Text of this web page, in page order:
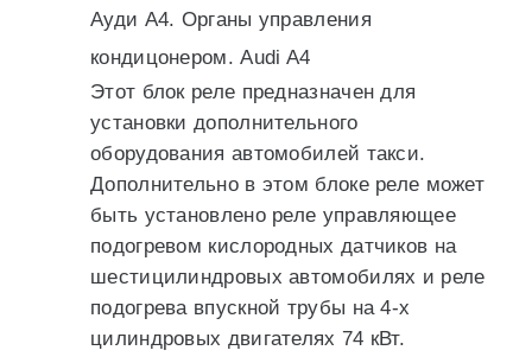
Ауди А4. Органы управления
кондицонером. Audi A4
Этот блок реле предназначен для
установки дополнительного
оборудования автомобилей такси.
Дополнительно в этом блоке реле может
быть установлено реле управляющее
подогревом кислородных датчиков на
шестицилиндровых автомобилях и реле
подогрева впускной трубы на 4-х
цилиндровых двигателях 74 кВт.